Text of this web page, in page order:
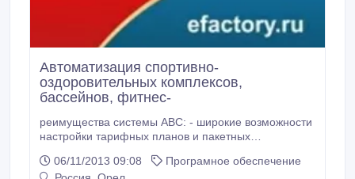
Автоматизация спортивно-
оздоровительных комплексов,
бассейнов, фитнес-
реимущества системы ABC: - широкие возможности
настройки тарифных планов и пакетных
контроль за внутренними процессами и
06/11/2013 09:08
Програмное обеспечение